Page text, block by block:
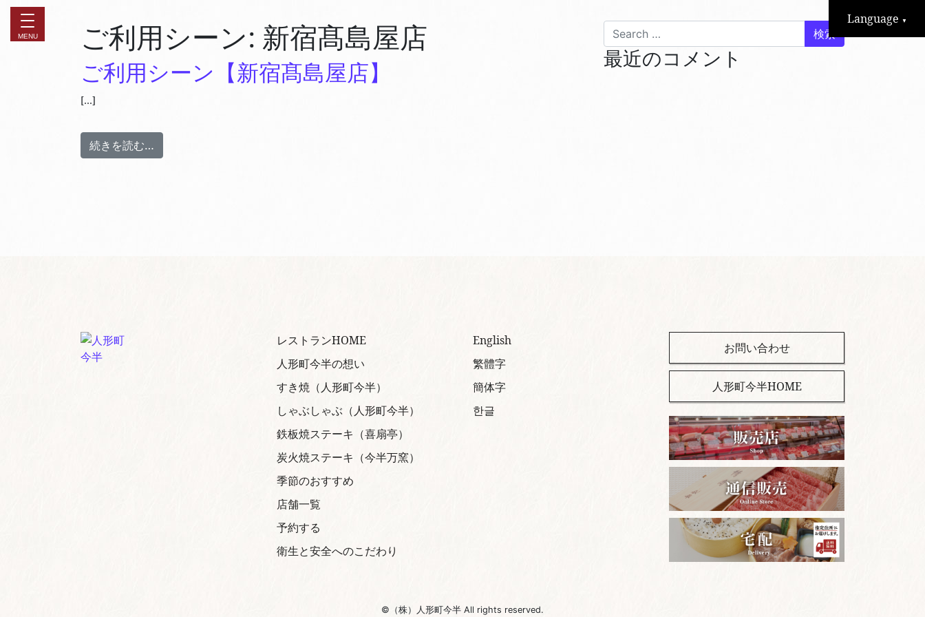
Language ▼
ご利用シーン: 新宿髙島屋店
ご利用シーン【新宿髙島屋店】
[…]
続きを読む…
Search for:
最近のコメント
レストランHOME
人形町今半の想い
すき焼（人形町今半）
しゃぶしゃぶ（人形町今半）
鉄板焼ステーキ（喜扇亭）
炭火焼ステーキ（今半万窯）
季節のおすすめ
店舗一覧
予約する
衛生と安全へのこだわり
English
繁體字
簡体字
한글
お問い合わせ
人形町今半HOME
©（株）人形町今半 All rights reserved.